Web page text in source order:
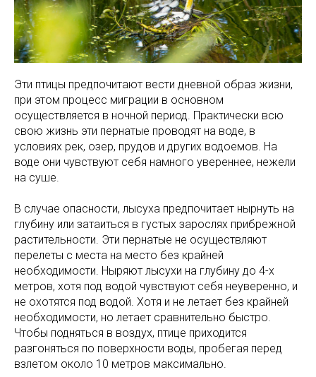
Эти птицы предпочитают вести дневной образ жизни,
при этом процесс миграции в основном
осуществляется в ночной период. Практически всю
свою жизнь эти пернатые проводят на воде, в
условиях рек, озер, прудов и других водоемов. На
воде они чувствуют себя намного увереннее, нежели
на суше.
В случае опасности, лысуха предпочитает нырнуть на
глубину или затаиться в густых зарослях прибрежной
растительности. Эти пернатые не осуществляют
перелеты с места на место без крайней
необходимости. Ныряют лысухи на глубину до 4-х
метров, хотя под водой чувствуют себя неуверенно, и
не охотятся под водой. Хотя и не летает без крайней
необходимости, но летает сравнительно быстро.
Чтобы подняться в воздух, птице приходится
разгоняться по поверхности воды, пробегая перед
взлетом около 10 метров максимально.